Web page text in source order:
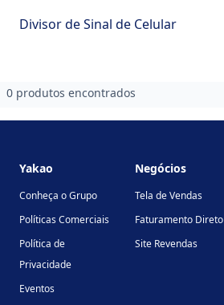
Divisor de Sinal de Celular
0 produtos encontrados
Yakao
Conheça o Grupo
Políticas Comerciais
Política de
Privacidade
Eventos
Negócios
Tela de Vendas
Faturamento Direto
Site Revendas